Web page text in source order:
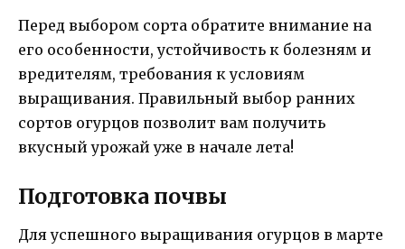
Перед выбором сорта обратите внимание на
его особенности, устойчивость к болезням и
вредителям, требования к условиям
выращивания. Правильный выбор ранних
сортов огурцов позволит вам получить
вкусный урожай уже в начале лета!
Подготовка почвы
Для успешного выращивания огурцов в марте